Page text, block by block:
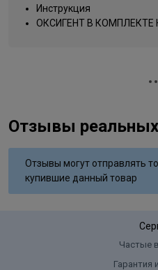
Salicylate, Moringa
Titanium Dioxide
Название цвета
Инструкция
ОКСИГЕНТ В КОМПЛЕКТЕ
Отзывы реальных
Отзывы могут отправлять
купившие данный товар
Частые
Гарантия